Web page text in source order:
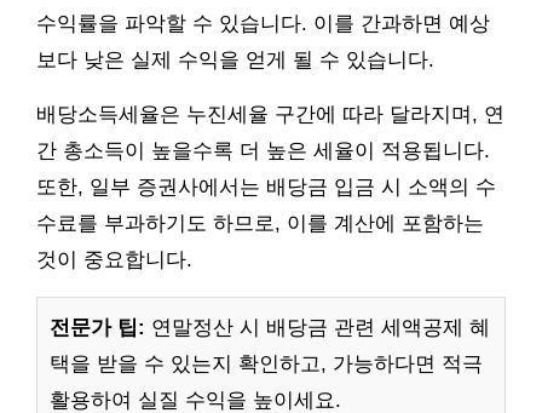
수익률을 파악할 수 있습니다. 이를 간과하면 예상
보다 낮은 실제 수익을 얻게 될 수 있습니다.
배당소득세율은 누진세율 구간에 따라 달라지며, 연
간 총소득이 높을수록 더 높은 세율이 적용됩니다.
또한, 일부 증권사에서는 배당금 입금 시 소액의 수
수료를 부과하기도 하므로, 이를 계산에 포함하는
것이 중요합니다.
전문가 팁: 연말정산 시 배당금 관련 세액공제 혜
택을 받을 수 있는지 확인하고, 가능하다면 적극
활용하여 실질 수익을 높이세요.